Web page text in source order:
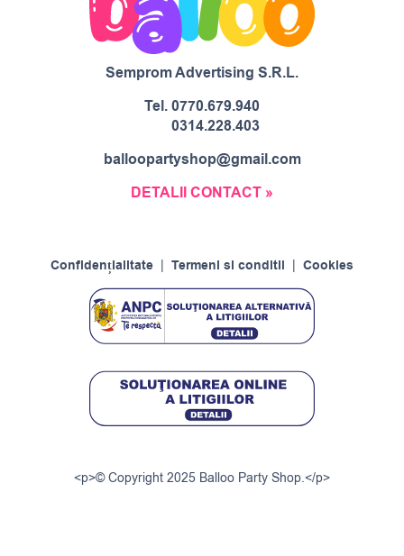
Semprom Advertising S.R.L.
Tel.0770.679.940
0314.228.403
balloopartyshop@gmail.com
DETALII CONTACT »
Confidențialitate Termeni si conditii Cookies
<p>© Copyright 2025 Balloo Party Shop.</p>